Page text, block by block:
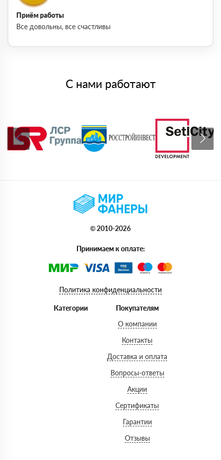
Приём работы
Все довольны, все счастливы
С нами работают
© 2010-2026
Принимаем к оплате:
Политика конфиденциальности
Категории
Покупателям
О компании
Контакты
Доставка и оплата
Вопросы-ответы
Акции
Сертификаты
Гарантии
Отзывы